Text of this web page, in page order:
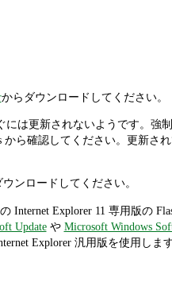
からダウンロードしてください。
には更新されないようです。強
から確認してください。更新さ
ンロードしてください。
Internet Explorer 11 専用版の
Updateや Microsoft Windows
Explorer 汎用版を使用します